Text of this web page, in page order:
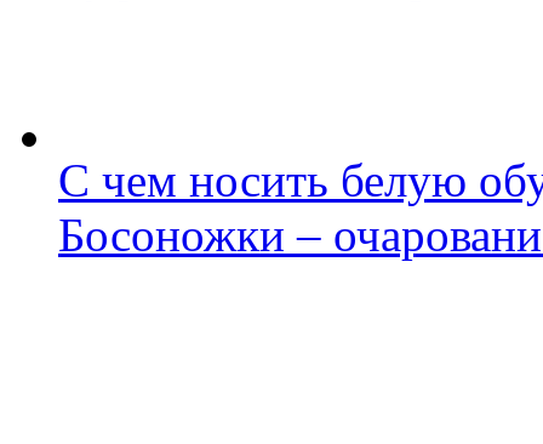
С чем носить белую
Босоножки –